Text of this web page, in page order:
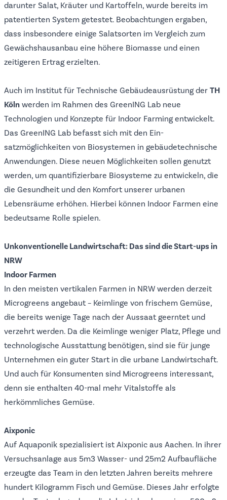
darunter Salat, Kräuter und Kartoffeln, wurde bereits im
patentierten System getestet. Beobachtungen ergaben,
dass insbesondere einige Salatsorten im Vergleich zum
Gewächshausanbau eine höhere Biomasse und einen
zeitigeren Ertrag erzielten.
Auch im Institut für Technische Gebäudeausrüstung der TH
Köln werden im Rahmen des GreenING Lab neue
Technologien und Konzepte für Indoor Farming entwickelt.
Das GreenING Lab befasst sich mit den Ein­
satzmöglichkeiten von Biosystemen in gebäudetechni­sche
Anwendungen. Diese neuen Möglichkeiten sollen genutzt
werden, um quantifizierbare Biosysteme zu entwickeln, die
die Gesundheit und den Komfort unserer urbanen
Lebensräume erhöhen. Hierbei können Indoor Farmen eine
bedeutsame Rolle spielen.
Unkonventionelle Landwirtschaft: Das sind die Start-ups in
NRW
Indoor Farmen
In den meisten vertikalen Farmen in NRW werden derzeit
Microgreens angebaut – Keimlinge von frischem Gemüse,
die bereits wenige Tage nach der Aussaat geerntet und
verzehrt werden. Da die Keimlinge weniger Platz, Pflege und
technologische Ausstattung benötigen, sind sie für junge
Unternehmen ein guter Start in die urbane Landwirtschaft.
Und auch für Konsumenten sind Microgreens interessant,
denn sie enthalten 40-mal mehr Vitalstoffe als
herkömmliches Gemüse.
Aixponic
Auf Aquaponik spezialisiert istAixponic aus Aachen. In ihrer
Versuchsanlage aus 5m3 Wasser- und 25m2 Aufbaufläche
erzeugte das Team in den letzten Jahren bereits mehrere
hundert Kilogramm Fisch und Gemüse. Dieses Jahr erfolgte